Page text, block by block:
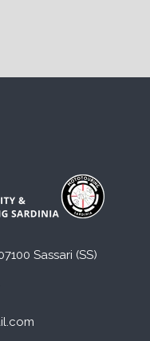
Sassari (SS)